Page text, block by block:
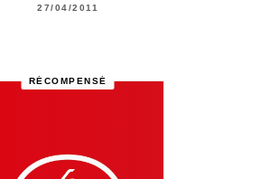
27/04/2011
RÉCOMPENSÉ